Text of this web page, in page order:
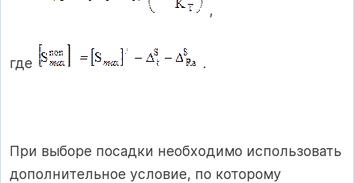
,
где .
При выборе посадки необходимо использовать
дополнительное условие, по которому